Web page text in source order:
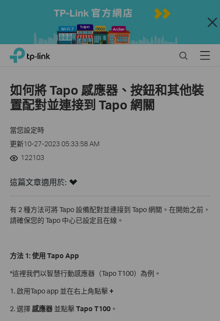
Close
Click
navigation
TP-Link, Reliably Smart SearchMenu
如何將 Tapo 感應器、按鈕和其他裝
置配對並連接到 Tapo 網關
當您設定時
更新10-27-2023 05:33:58 AM
122103
這篇文章適用於:
有 2 種方法可將 Tapo 設備配對並連接到 Tapo 網關。在開始之前，
請確保您的 Tapo 中心已設定且在線。
方法 1: 使用 Tapo App
*這裡我們以智慧行動感應器（Tapo T100）為例。
1. 啟用Tapo app 並在右上角點擊+
2. 選擇 感應器 並點擊Tapo T100 。